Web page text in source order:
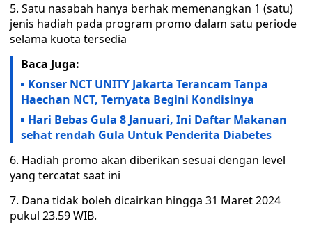
5. Satu nasabah hanya berhak memenangkan 1 (satu)
jenis hadiah pada program promo dalam satu periode
selama kuota tersedia
Baca Juga:
Konser NCT UNITY Jakarta Terancam Tanpa
Haechan NCT, Ternyata Begini Kondisinya
Hari Bebas Gula 8 Januari, Ini Daftar Makanan
sehat rendah Gula Untuk Penderita Diabetes
6. Hadiah promo akan diberikan sesuai dengan level
yang tercatat saat ini
7. Dana tidak boleh dicairkan hingga 31 Maret 2024
pukul 23.59 WIB.